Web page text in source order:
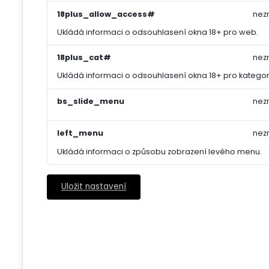
18plus_allow_access#
Ukládá informaci o odsouhlasení okna 18+ pro web.
18plus_cat#
Ukládá informaci o odsouhlasení okna 18+ pro
bs_slide_menu
left_menu
Ukládá informaci o způsobu zobrazení levého menu.
Uložit nastavení